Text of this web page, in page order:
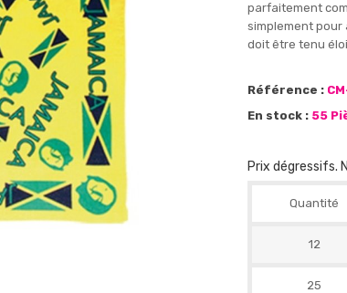
parfaitement
simplement pour
doit être tenu
Référence :
En stock : 55
Prix dégressifs.
Quantité
12
25